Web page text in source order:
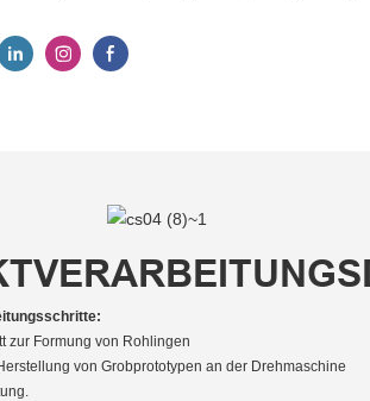
zur Formung von Rohlingen
von Grobprototypen an der Drehmaschine